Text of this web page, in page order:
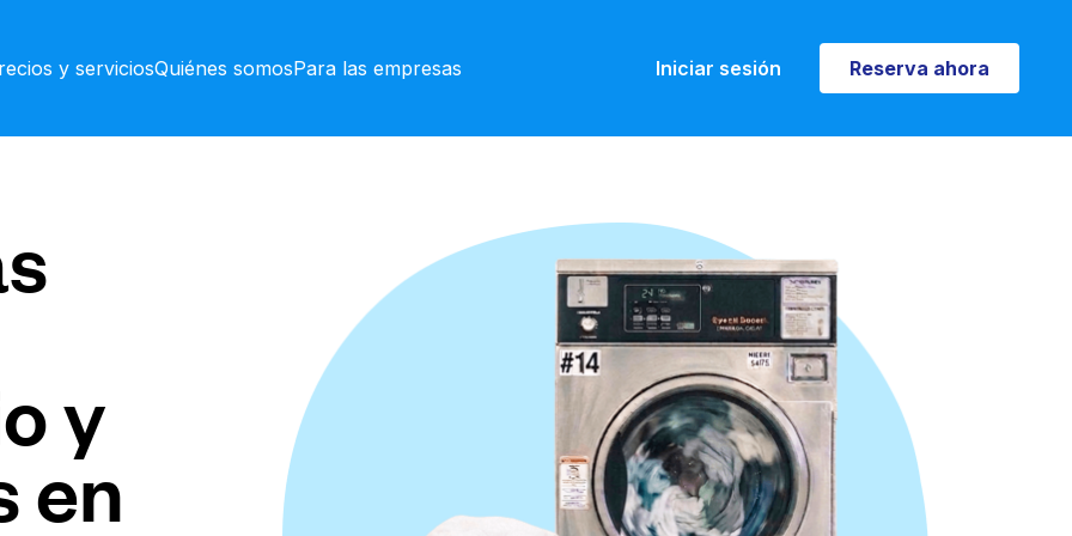
y serviciosQuiénes somosPara las empresas Iniciar sesión Reserva ahora
Reserva ahora
y
en